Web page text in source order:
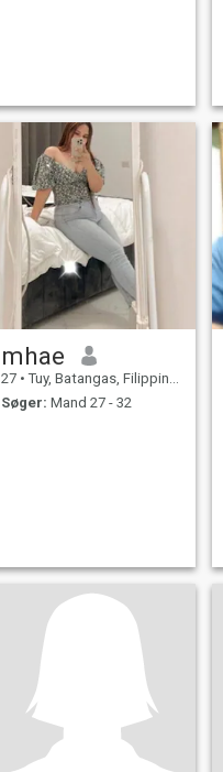
mhae
27 • Tuy, Batangas, Filippinerne
Søger: Mand 27 - 32